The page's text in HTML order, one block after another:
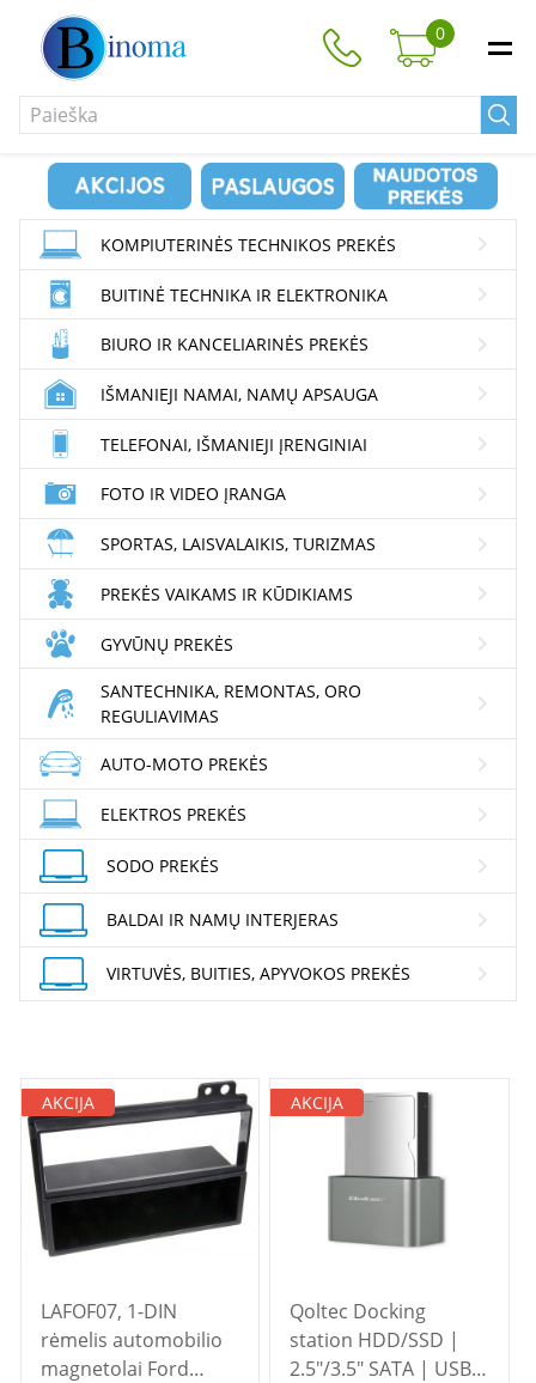
0
KOMPIUTERINĖS TECHNIKOS PREKĖS
BUITINĖ TECHNIKA IR ELEKTRONIKA
BIURO IR KANCELIARINĖS PREKĖS
IŠMANIEJI NAMAI, NAMŲ APSAUGA
TELEFONAI, IŠMANIEJI ĮRENGINIAI
FOTO IR VIDEO ĮRANGA
SPORTAS, LAISVALAIKIS, TURIZMAS
PREKĖS VAIKAMS IR KŪDIKIAMS
GYVŪNŲ PREKĖS
SANTECHNIKA, REMONTAS, ORO
REGULIAVIMAS
AUTO-MOTO PREKĖS
ELEKTROS PREKĖS
SODO PREKĖS
BALDAI IR NAMŲ INTERJERAS
VIRTUVĖS, BUITIES, APYVOKOS PREKĖS
AKCIJA
Qoltec Docking
station HDD/SSD |
2.5"/3.5" SATA | USB
AKCIJA
LOGITECH USB
Unifying Receiver